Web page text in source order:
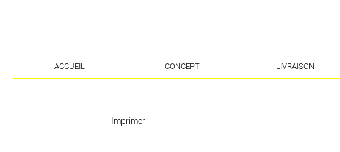
ACCUEIL CONCEPT LIVRAISON
Imprimer